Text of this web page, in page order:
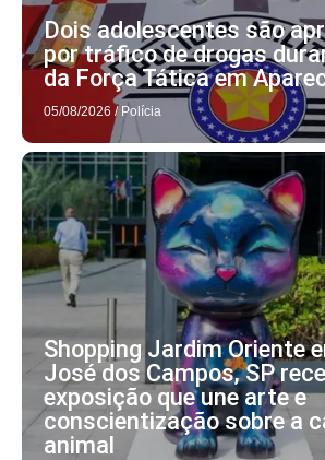
Dois adolescentes são
por tráfico de drogas
da Força Tática em
05/08/2026 / Polícia
Shopping Jardim Oriente
José dos Campos, SP
exposição que une arte e
conscientização sobre a
animal